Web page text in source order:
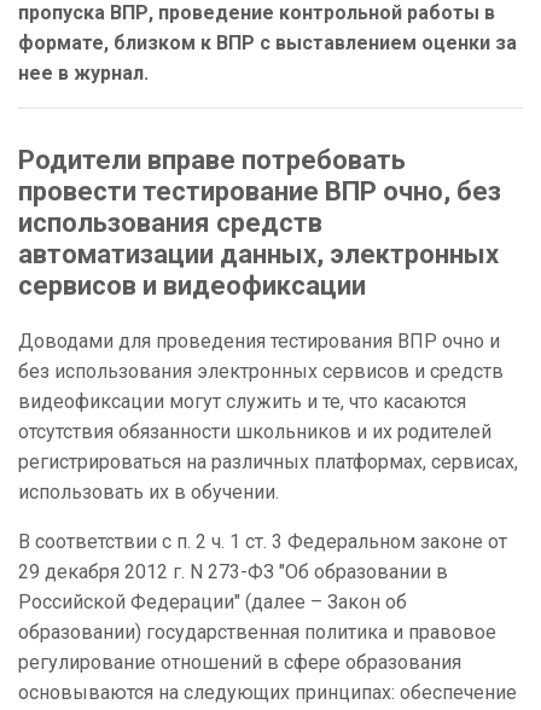
пропуска ВПР, проведение контрольной работы в
формате, близком к ВПР с выставлением оценки за
нее в журнал.
Родители вправе потребовать
провести тестирование ВПР очно, без
использования средств
автоматизации данных, электронных
сервисов и видеофиксации
Доводами для проведения тестирования ВПР очно и
без использования электронных сервисов и средств
видеофиксации могут служить и те, что касаются
отсутствия обязанности школьников и их родителей
регистрироваться на различных платформах, сервисах,
использовать их в обучении.
В соответствии с п. 2 ч. 1 ст. 3 Федеральном законе от
29 декабря 2012 г. N 273-ФЗ "Об образовании в
Российской Федерации" (далее – Закон об
образовании) государственная политика и правовое
регулирование отношений в сфере образования
основываются на следующих принципах: обеспечение